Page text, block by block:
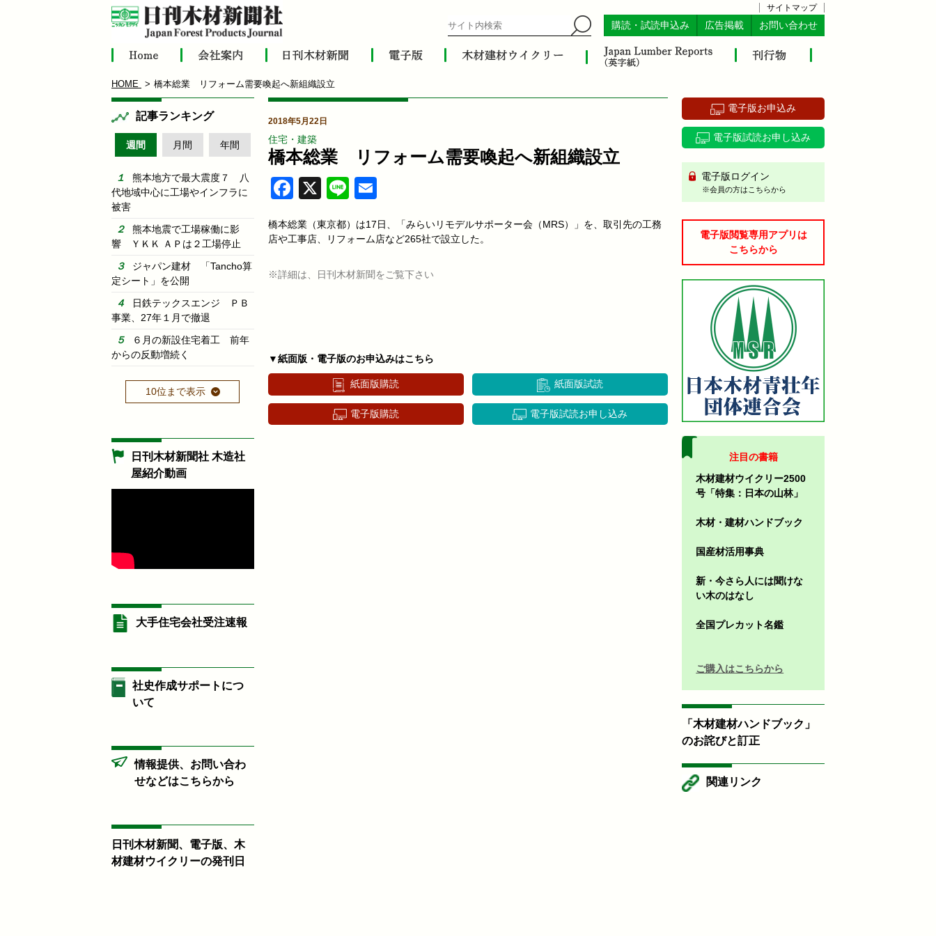
サイトマップ
購読・試読申込み 広告掲載 お問い合わせ
HOME 橋本総業 リフォーム需要喚起へ新組織設立
2018年5月22日
住宅・建築
橋本総業 リフォーム需要喚起へ新組織設立
Facebook
X Line
橋本総業（東京都）は17日、「みらいリモデルサポーター会（MRS）」を、取引先の工務
店や工事店、リフォーム店など265社で設立した。
※詳細は、日刊木材新聞をご覧下さい
▼紙面版・電子版のお申込みはこちら
紙面版購読 紙面版試読
電子版購読 電子版試読お申し込み
記事ランキング
週間 月間 年間
熊本地方で最大震度７ 八
代地域中心に工場やインフラに
被害
熊本地震で工場稼働に影
響 ＹＫＫ ＡＰは２工場停止
ジャパン建材 「Tancho算
定シート」を公開
日鉄テックスエンジ ＰＢ
事業、27年１月で撤退
６月の新設住宅着工 前年
からの反動増続く
10位まで表示
日刊木材新聞社 木造社
屋紹介動画
大手住宅会社受注速報
社史作成サポートにつ
いて
情報提供、お問い合わ
せなどはこちらから
日刊木材新聞、電子版、木
材建材ウイクリーの発刊日
電子版お申込み
電子版試読お申し込み
電子版ログイン
※会員の方はこちらから
電子版閲覧専用アプリは
こちらから
注目の書籍
木材建材ウイクリー2500
号「特集：日本の山林」
木材・建材ハンドブック
国産材活用事典
新・今さら人には聞けな
い木のはなし
全国プレカット名鑑
ご購入はこちらから
「木材建材ハンドブック」
のお詫びと訂正
関連リンク